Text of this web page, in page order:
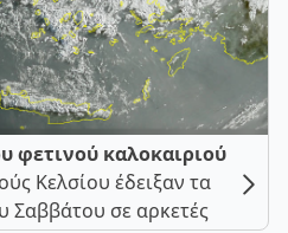
φετινού καλοκαιριού
Κελσίου έδειξαν τα
Σαββάτου σε αρκετές